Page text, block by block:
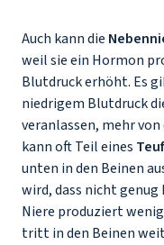
Auch kann die
weil sie ein Hormon
Blutdruck erhöht. Es
niedrigem Blutdruck
veranlassen, mehr
kann oft Teil eines
unten in den Beinen
wird, dass nicht
Niere produziert
tritt in den Beinen